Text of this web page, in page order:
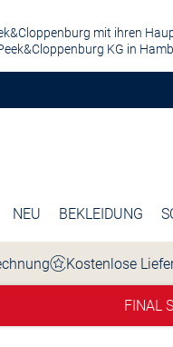
mit ihren
KG in
NEU BEKLEIDUNG
Kostenlose
FINAL